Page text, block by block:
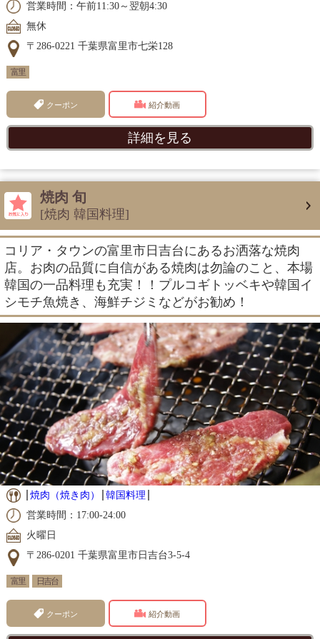
営業時間：午前11:30～翌朝4:30
無休
〒286-0221 千葉県富里市七栄128
富里
クーポン 紹介動画
詳細を見る
焼肉 旬
[焼肉 韓国料理]
コリア・タウンの富里市日吉台にあるお洒落な焼肉
店。お肉の品質に自信がある焼肉は勿論のこと、本場
韓国の一品料理も充実！！プルコギトッベキや韓国イ
シモチ魚焼き、海鮮チジミなどがお勧め！
焼肉（焼き肉）
韓国料理
営業時間：17:00-24:00
火曜日
〒286-0201 千葉県富里市日吉台3-5-4
富里 日吉台
クーポン 紹介動画